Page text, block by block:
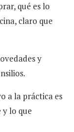
qué es lo
claro que
y
a la práctica es
lo que